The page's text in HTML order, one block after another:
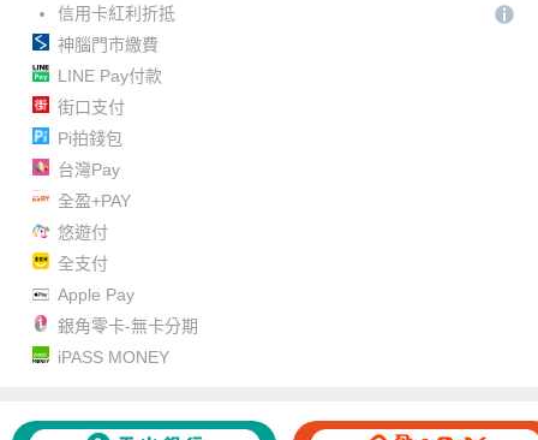
信用卡紅利折抵
神腦門市繳費
LINE Pay付款
街口支付
Pi拍錢包
台灣Pay
全盈+PAY
悠遊付
全支付
Apple Pay
銀角零卡-無卡分期
iPASS MONEY